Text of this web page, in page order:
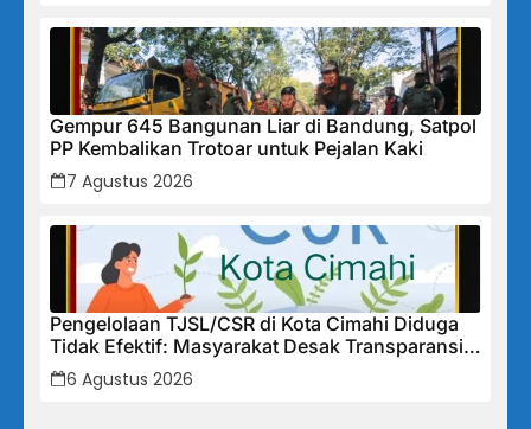
Gempur 645 Bangunan Liar di Bandung, Satpol
PP Kembalikan Trotoar untuk Pejalan Kaki
7 Agustus 2026
Pengelolaan TJSL/CSR di Kota Cimahi Diduga
Tidak Efektif: Masyarakat Desak Transparansi
Penuh dan Perbaikan Sistem
6 Agustus 2026